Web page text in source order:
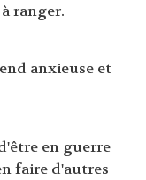
ranger.
anxieuse et
en guerre
faire d'autres